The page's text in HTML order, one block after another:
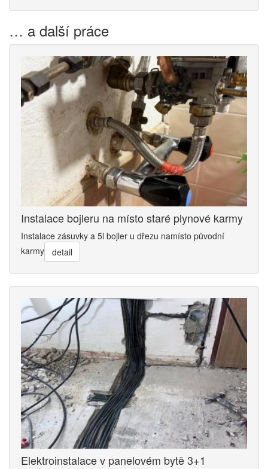
… a další práce
Instalace bojleru na místo staré plynové karmy
Instalace zásuvky a 5l bojler u dřezu namísto původní
karmy
detail
Elektroinstalace v panelovém bytě 3+1